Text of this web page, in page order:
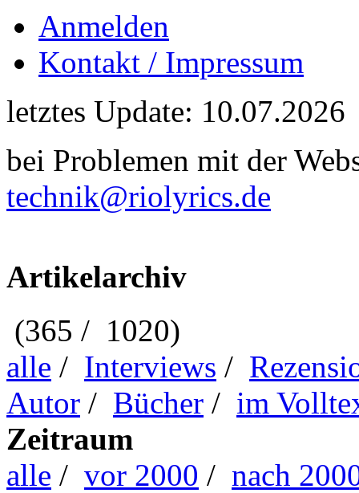
Anmelden
Kontakt / Impressum
letztes Update: 10.07.2026
bei Problemen mit der
technik@riolyrics.de
Artikelarchiv
(365 / 1020)
alle / Interviews /
Autor / Bücher / im
Zeitraum
alle / vor 2000 / nach